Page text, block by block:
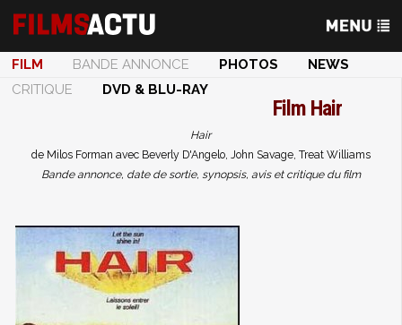
FILM BANDE ANNONCE PHOTOS
NEWS
CRITIQUE
DVD & BLU-RAY
Film Hair
Hair
de Milos Forman avec Beverly D'Angelo, John Savage, Treat Williams
Bande annonce, date de sortie, synopsis, avis et critique du film